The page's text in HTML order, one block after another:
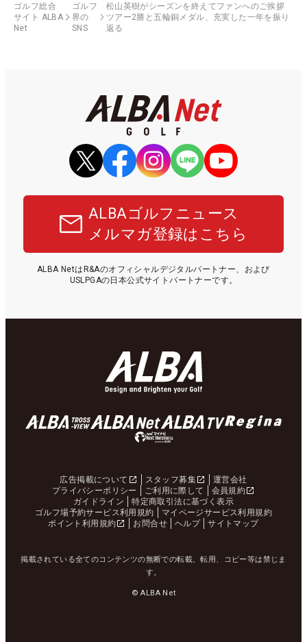
ゴルフ総合
サイト ALBA
Net
ゴルフ
界の
SNS
松山英樹がシーズンを終えてファンへのご挨拶
ツアー2勝と五輪銅メダル、充実した一年を振り
返る
ALBAゴルフニュース
メルマガ登録はこちら
ALBA NetはR&Aのオフィシャルデジタルパートナー、および
USLPGAの日本公式サイトパートナーです。
広告掲載について スタッフ募集
運営会社
プライバシーポリシー
ご利用に際して
会員規約
ガイドライン
特定商取引法に基づく表示
ゴルフ場予約サービス利用規約
マイページサービス利用規約
ポイント利用規約
お問合せ ヘルプ サイトマップ
掲載されている全てのコンテンツの無断での転載、転用、コピー等は禁じま
す。
© ALBA Net